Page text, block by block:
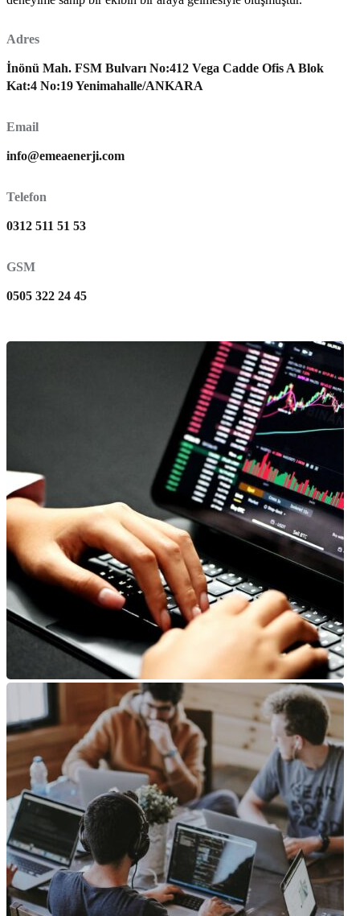
Adres
İnönü Mah. FSM Bulvarı No:412 Vega Cadde Ofis A Blok
Kat:4 No:19 Yenimahalle/ANKARA
Email
info@emeaenerji.com
Telefon
0312 511 51 53
GSM
0505 322 24 45